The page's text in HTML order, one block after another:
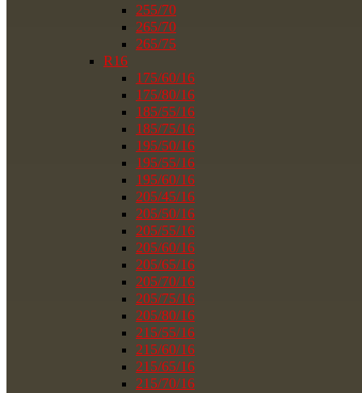
255/70
265/70
265/75
R16
175/60/16
175/80/16
185/55/16
185/75/16
195/50/16
195/55/16
195/60/16
205/45/16
205/50/16
205/55/16
205/60/16
205/65/16
205/70/16
205/75/16
205/80/16
215/55/16
215/60/16
215/65/16
215/70/16